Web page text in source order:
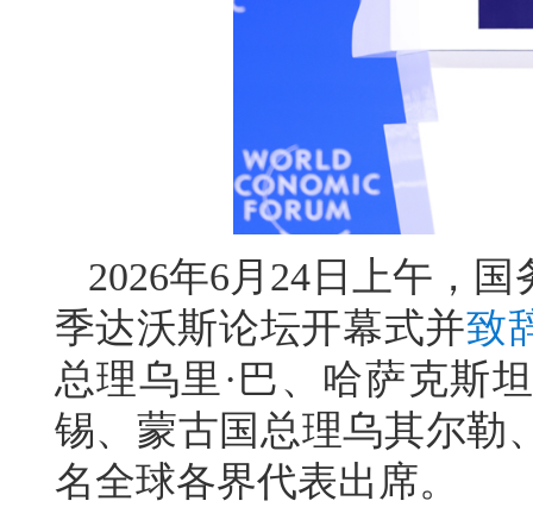
2026年6月24日上午，
季达沃斯论坛开幕式并致
总理乌里·巴、哈萨克斯
锡、蒙古国总理乌其尔勒
名全球各界代表出席。